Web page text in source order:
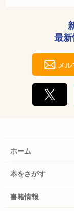
最
メ
ホーム
本をさがす
書籍情報